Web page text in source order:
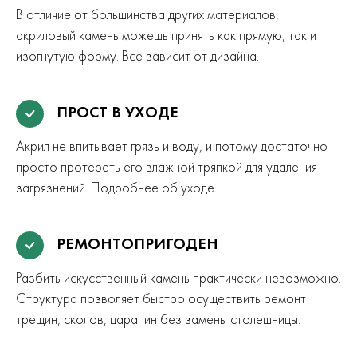
В отличие от большинства других материалов,
акриловый камень можешь принять как прямую, так и
изогнутую форму. Все зависит от дизайна.
ПРОСТ В УХОДЕ
Акрил не впитывает грязь и воду, и потому достаточно
просто протереть его влажной тряпкой для удаления
загрязнений.
Подробнее об уходе.
РЕМОНТОПРИГОДЕН
Разбить искусственный камень практически невозможно.
Структура позволяет быстро осуществить ремонт
трещин, сколов, царапин без замены столешницы.